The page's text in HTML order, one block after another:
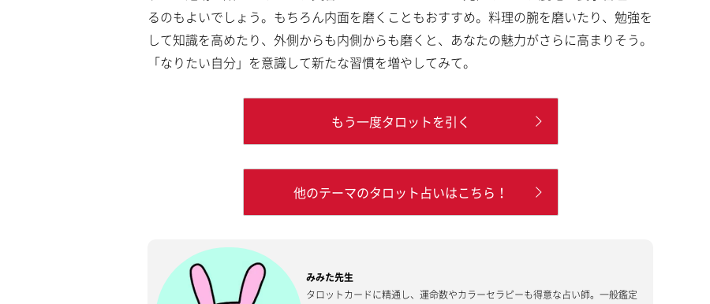
るのもよいでしょう。もちろん内面を磨くこともおすすめ。料理の腕を磨いたり、勉強を
して知識を高めたり、外側からも内側からも磨くと、あなたの魅力がさらに高まりそう。
「なりたい自分」を意識して新たな習慣を増やしてみて。
もう一度タロットを引く
他のテーマのタロット占いはこちら！
みみた先生
タロットカードに精通し、運命数やカラーセラピーも得意な占い師。一般鑑定